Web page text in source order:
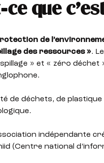
que
de
des ressources ».
» et « zéro déchet
de déchets, de
indépendante
(Centre national